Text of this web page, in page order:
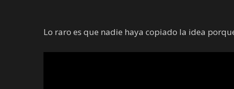
Lo raro es que nadie haya copiado la idea